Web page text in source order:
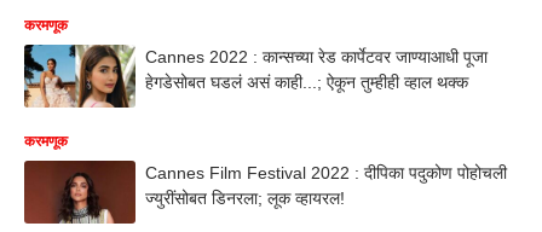
करमणूक
Cannes 2022 : कान्सच्या रेड कार्पेटवर जाण्याआधी पूजा
हेगडेसोबत घडलं असं काही...; ऐकून तुम्हीही व्हाल थक्क
करमणूक
Cannes Film Festival 2022 : दीपिका पदुकोण पोहोचली
ज्युरींसोबत डिनरला; लूक व्हायरल!